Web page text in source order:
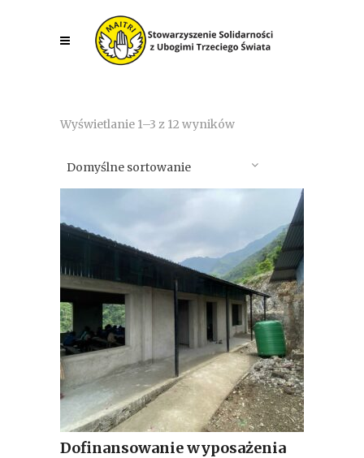
Wyświetlanie 1–3 z 12 wyników
Domyślne sortowanie
Dofinansowanie wyposażenia